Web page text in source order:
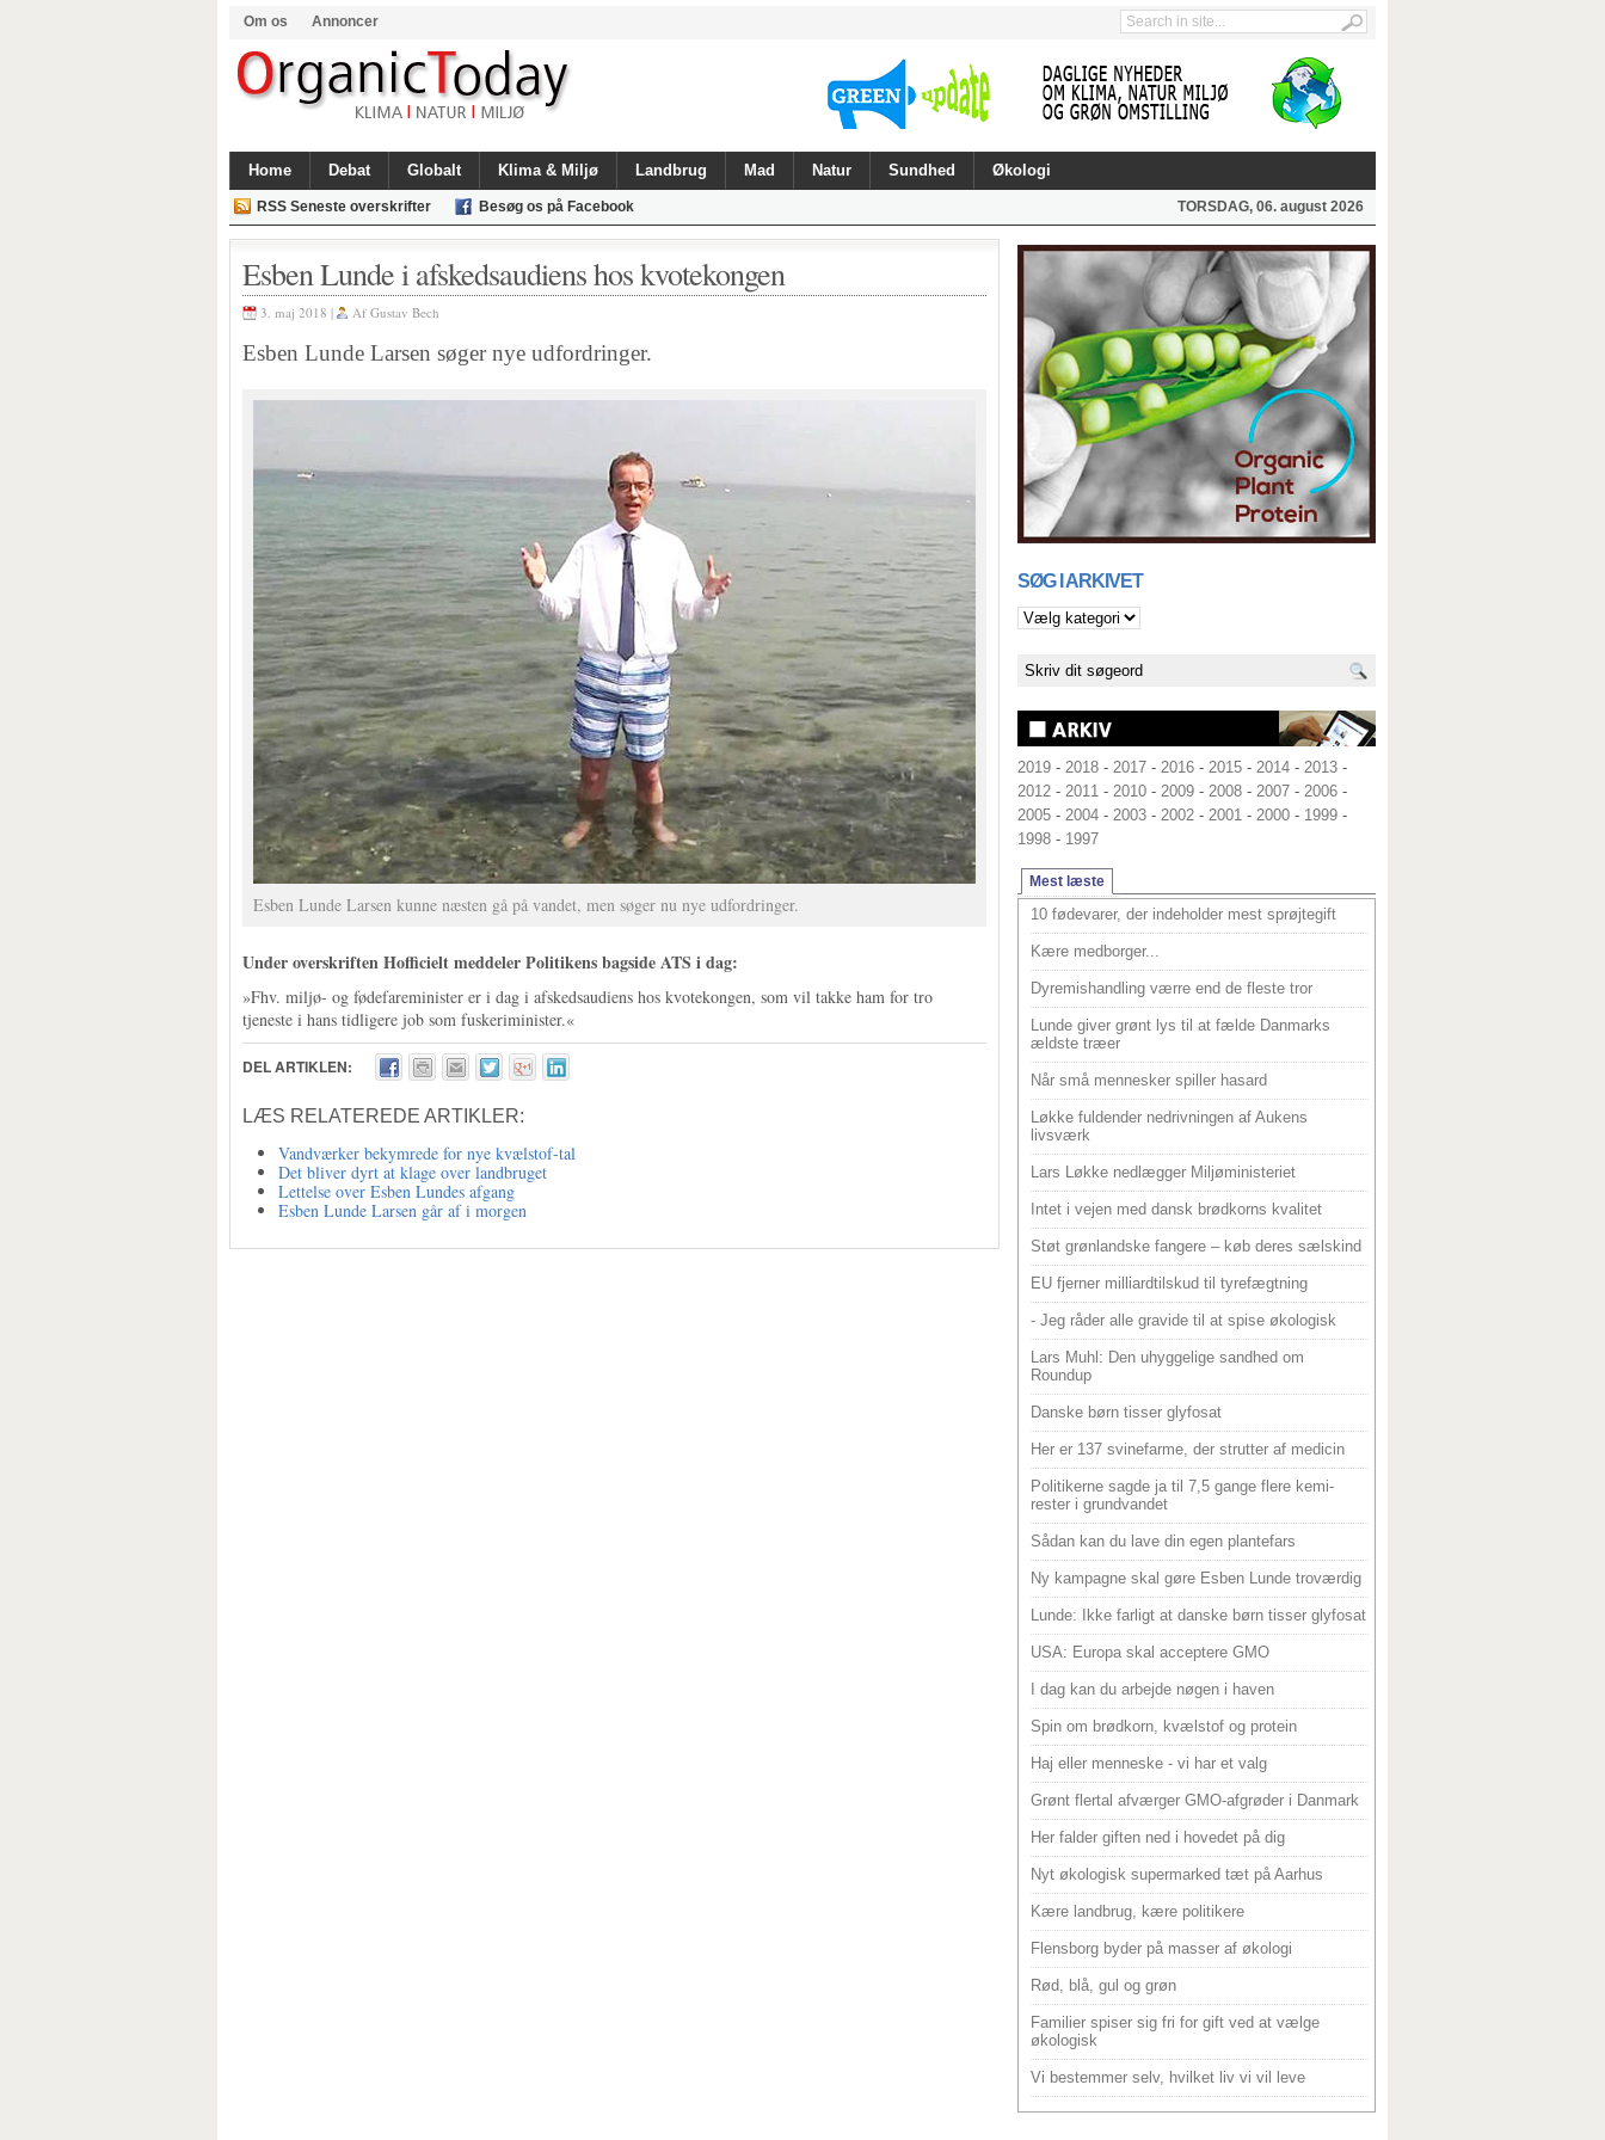
Om os Annoncer
Home Debat Globalt Klima & Miljø Landbrug Mad Natur Sundhed Økologi
RSS Seneste overskrifter Besøg os på Facebook TORSDAG, 06. august 2026
Esben Lunde i afskedsaudiens hos kvotekongen
3. maj 2018 | Af Gustav Bech
Esben Lunde Larsen søger nye udfordringer.
Esben Lunde Larsen kunne næsten gå på vandet, men søger nu nye udfordringer.
Under overskriften Hofficielt meddeler Politikens bagside ATS i dag:
»Fhv. miljø- og fødefareminister er i dag i afskedsaudiens hos kvotekongen, som vil takke ham for tro
tjeneste i hans tidligere job som fuskeriminister.«
DEL ARTIKLEN:
LÆS RELATEREDE ARTIKLER:
Vandværker bekymrede for nye kvælstof-tal
Det bliver dyrt at klage over landbruget
Lettelse over Esben Lundes afgang
Esben Lunde Larsen går af i morgen
SØG I ARKIVET
2019 - 2018 - 2017 - 2016 - 2015 - 2014 - 2013 -
2012 - 2011 - 2010 - 2009 - 2008 - 2007 - 2006 -
2005 - 2004 - 2003 - 2002 - 2001 - 2000 - 1999 -
1998 - 1997
Mest læste
10 fødevarer, der indeholder mest sprøjtegift
Kære medborger...
Dyremishandling værre end de fleste tror
Lunde giver grønt lys til at fælde Danmarks
ældste træer
Når små mennesker spiller hasard
Løkke fuldender nedrivningen af Aukens
livsværk
Lars Løkke nedlægger Miljøministeriet
Intet i vejen med dansk brødkorns kvalitet
Støt grønlandske fangere – køb deres sælskind
EU fjerner milliardtilskud til tyrefægtning
- Jeg råder alle gravide til at spise økologisk
Lars Muhl: Den uhyggelige sandhed om
Roundup
Danske børn tisser glyfosat
Her er 137 svinefarme, der strutter af medicin
Politikerne sagde ja til 7,5 gange flere kemi-
rester i grundvandet
Sådan kan du lave din egen plantefars
Ny kampagne skal gøre Esben Lunde troværdig
Lunde: Ikke farligt at danske børn tisser glyfosat
USA: Europa skal acceptere GMO
I dag kan du arbejde nøgen i haven
Spin om brødkorn, kvælstof og protein
Haj eller menneske - vi har et valg
Grønt flertal afværger GMO-afgrøder i Danmark
Her falder giften ned i hovedet på dig
Nyt økologisk supermarked tæt på Aarhus
Kære landbrug, kære politikere
Flensborg byder på masser af økologi
Rød, blå, gul og grøn
Familier spiser sig fri for gift ved at vælge
økologisk
Vi bestemmer selv, hvilket liv vi vil leve